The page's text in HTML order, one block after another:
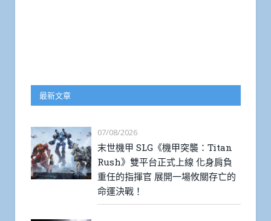
最新文章
07/08/2026
末世機甲 SLG《機甲突襲：Titan
Rush》雙平台正式上線 化身肩負
重任的指揮官 展開一場攸關存亡的
命運決戰！